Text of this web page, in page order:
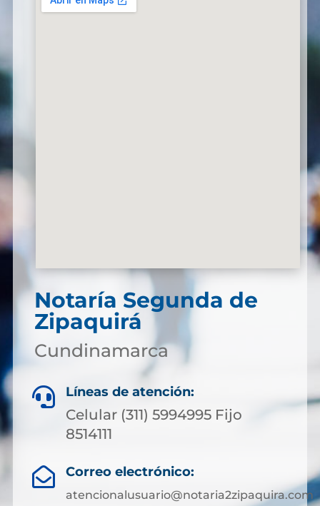
Notaría Segunda de
Zipaquirá
Cundinamarca
 Líneas de atención:
Celular (311) 5994995 Fijo
8514111
 Correo electrónico:
atencionalusuario@notaria2zipaquira.com